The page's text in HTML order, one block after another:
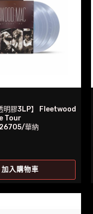
明膠3LP】 Fleetwood
Tour
華納
加入購物車